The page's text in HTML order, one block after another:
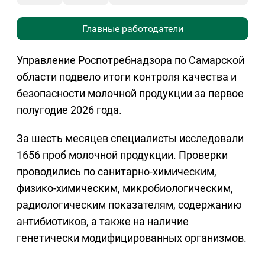
Главные работодатели
Управление Роспотребнадзора по Самарской
области подвело итоги контроля качества и
безопасности молочной продукции за первое
полугодие 2026 года.
За шесть месяцев специалисты исследовали
1656 проб молочной продукции. Проверки
проводились по санитарно-химическим,
физико-химическим, микробиологическим,
радиологическим показателям, содержанию
антибиотиков, а также на наличие
генетически модифицированных организмов.